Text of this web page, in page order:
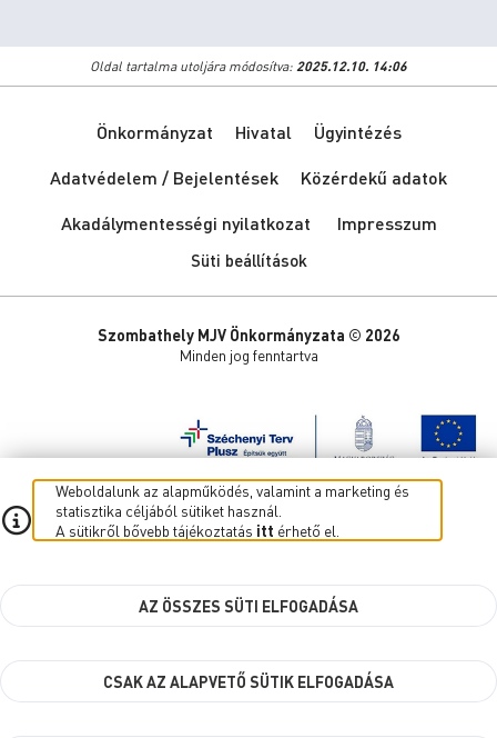
Oldal tartalma utoljára módosítva: 2025.12.10. 14:06
Önkormányzat Hivatal
Ügyintézés
Adatvédelem / Bejelentések
Közérdekű adatok
Akadálymentességi nyilatkozat
Impresszum
Süti beállítások
Szombathely MJV Önkormányzata © 2026
Minden jog fenntartva
Weboldalunk az alapműködés, valamint a marketing és
statisztika céljából sütiket használ.
A sütikről bővebb tájékoztatás itt érhető el.
AZ ÖSSZES SÜTI ELFOGADÁSA
CSAK AZ ALAPVETŐ SÜTIK ELFOGADÁSA